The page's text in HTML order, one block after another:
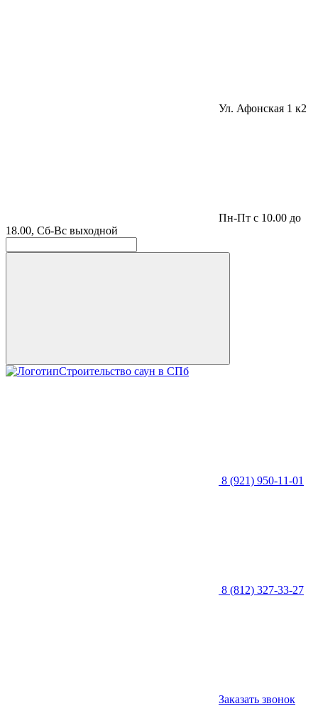
Ул. Афонская 1 к2
Пн-Пт с 10.00 до
18.00, Сб-Вс выходной
Строительство саун в СПб
8 (921) 950-11-01
8 (812) 327-33-27
Заказать звонок